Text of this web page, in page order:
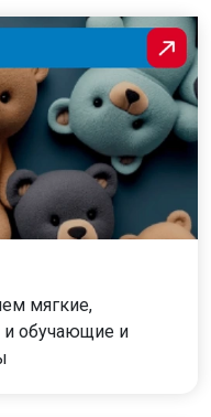
мягкие,
и обучающие и